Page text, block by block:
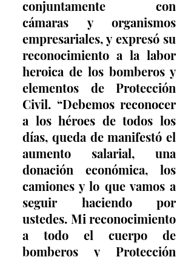
conjuntamente con
cámaras y organismos
empresariales, y expresó su
reconocimiento a la labor
heroica de los bomberos y
elementos de Protección
Civil. “Debemos reconocer
a los héroes de todos los
días, queda de manifestó el
aumento salarial, una
donación económica, los
camiones y lo que vamos a
seguir haciendo por
ustedes. Mi reconocimiento
a todo el cuerpo de
bomberos y Protección